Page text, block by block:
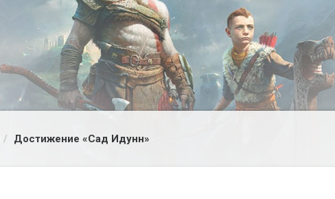
Достижение «Сад Идунн»